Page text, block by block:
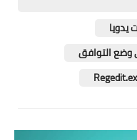
يدويا
وضع التوافق